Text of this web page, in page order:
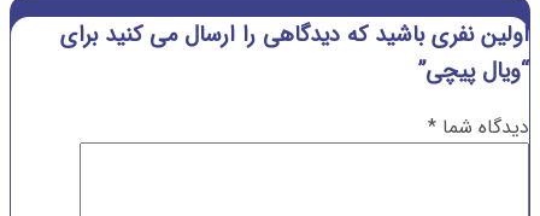
اولین نفری باشید که دیدگاهی را ارسال می کنید برای
“ویال پیچی”
دیدگاه شما *